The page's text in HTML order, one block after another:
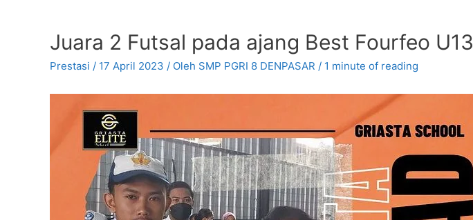
Juara 2 Futsal pada ajang Best Fourfeo U13
Prestasi / 17 April 2023 / Oleh SMP PGRI 8 DENPASAR / 1 minute of reading